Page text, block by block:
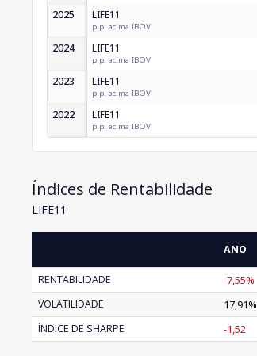
2025 LIFE11
p.p. acima IBOV
2024 LIFE11
p.p. acima IBOV
2023 LIFE11
p.p. acima IBOV
2022 LIFE11
p.p. acima IBOV
Índices de Rentabilidade
LIFE11
ANO
RENTABILIDADE -7,55%
VOLATILIDADE 17,91%
ÍNDICE DE SHARPE -1,52